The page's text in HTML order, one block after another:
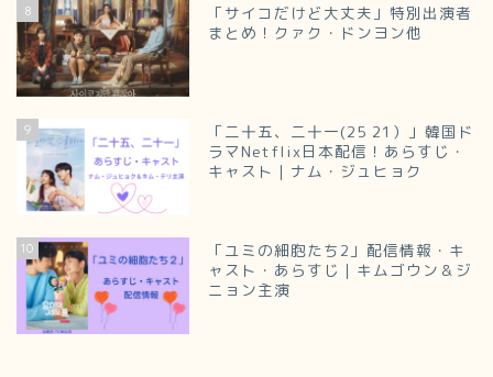
8
「サイコだけど大丈夫」特別出演者
まとめ！クァク・ドンヨン他
9
「二十五、二十一(25 21）」韓国ド
ラマNetflix日本配信！あらすじ・
キャスト｜ナム・ジュヒョク
10
「ユミの細胞たち2」配信情報・キ
ャスト・あらすじ｜キムゴウン＆ジ
ニョン主演